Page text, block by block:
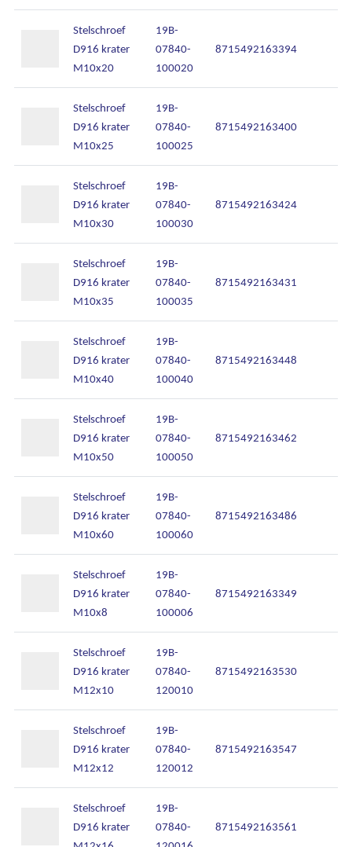
Stelschroef
D916 krater
M10x20
19B-
07840-
100020
8715492163394
Stelschroef
D916 krater
M10x25
19B-
07840-
100025
8715492163400
Stelschroef
D916 krater
M10x30
19B-
07840-
100030
8715492163424
Stelschroef
D916 krater
M10x35
19B-
07840-
100035
8715492163431
Stelschroef
D916 krater
M10x40
19B-
07840-
100040
8715492163448
Stelschroef
D916 krater
M10x50
19B-
07840-
100050
8715492163462
Stelschroef
D916 krater
M10x60
19B-
07840-
100060
8715492163486
Stelschroef
D916 krater
M10x8
19B-
07840-
100006
8715492163349
Stelschroef
D916 krater
M12x10
19B-
07840-
120010
8715492163530
Stelschroef
D916 krater
M12x12
19B-
07840-
120012
8715492163547
Stelschroef
D916 krater
19B-
07840-
8715492163561